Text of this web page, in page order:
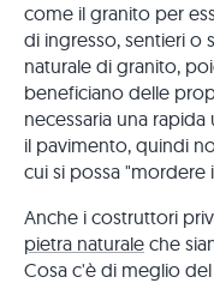
come il granito per
di ingresso, sentieri o
naturale di granito,
beneficiano delle
necessaria una
il pavimento, quindi
cui si possa "mordere
Anche i costruttori
pietra naturale che
Cosa c'è di meglio